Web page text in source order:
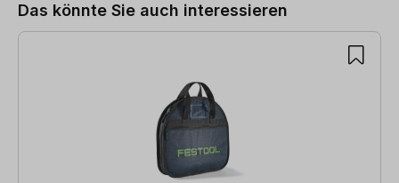
Das könnte Sie auch interessieren